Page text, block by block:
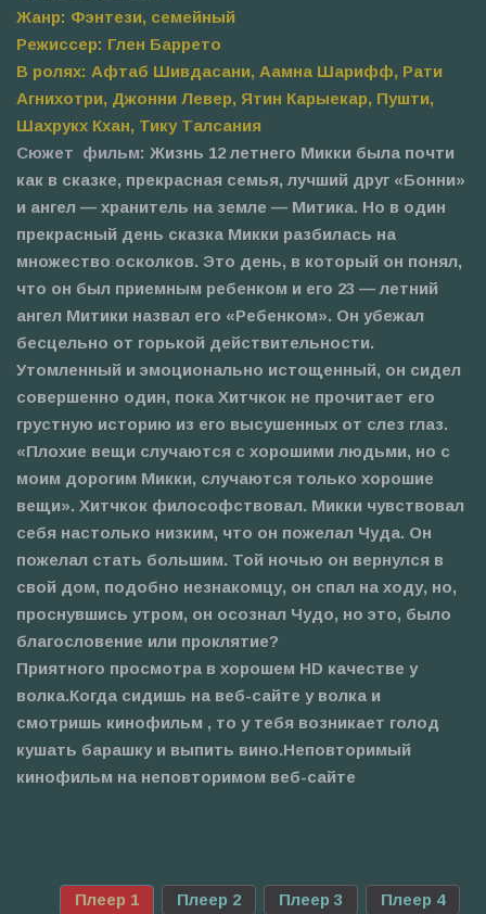
Жанр: Фэнтези, семейный
Режиссер: Глен Баррето
В ролях: Афтаб Шивдасани, Аамна Шарифф, Рати
Агнихотри, Джонни Левер, Ятин Карыекар, Пушти,
Шахрукх Кхан, Тику Талсания
Сюжет фильм: Жизнь 12 летнего Микки была почти
как в сказке, прекрасная семья, лучший друг «Бонни»
и ангел — хранитель на земле — Митика. Но в один
прекрасный день сказка Микки разбилась на
множество осколков. Это день, в который он понял,
что он был приемным ребенком и его 23 — летний
ангел Митики назвал его «Ребенком». Он убежал
бесцельно от горькой действительности.
Утомленный и эмоционально истощенный, он сидел
совершенно один, пока Хитчкок не прочитает его
грустную историю из его высушенных от слез глаз.
«Плохие вещи случаются с хорошими людьми, но с
моим дорогим Микки, случаются только хорошие
вещи». Хитчкок философствовал. Микки чувствовал
себя настолько низким, что он пожелал Чуда. Он
пожелал стать большим. Той ночью он вернулся в
свой дом, подобно незнакомцу, он спал на ходу, но,
проснувшись утром, он осознал Чудо, но это, было
благословение или проклятие?
Приятного просмотра в хорошем HD качестве у
волка.Когда сидишь на веб-сайте у волка и
смотришь кинофильм , то у тебя возникает голод
кушать барашку и выпить вино.Неповторимый
кинофильм на неповторимом веб-сайте
Плеер 1 Плеер 2 Плеер 3
Плеер 4